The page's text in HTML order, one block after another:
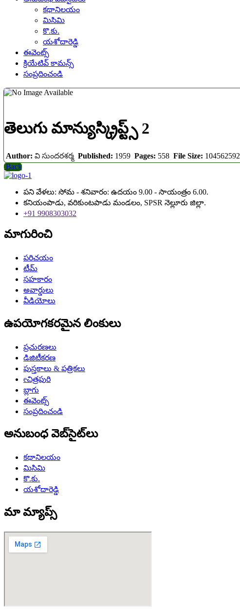
కథానిలయం
మిసిమి
కొ.కు.
యశోదారెడ్డి
ఈవెంట్స్
క్రియేటివ్ కామన్స్
సంప్రదించండి
తెలుగు మాన్యుస్క్రిప్ట్స్ 2
Author: వి సుందరశర్మ Published: 1959 Pages: 558 File Size: 104562592
Back
పని వేళలు: సోమ - శనివారం: ఉదయం 9.00 - సాయంత్రం 6.00.
కనియంపాడు, వరికుంటపాడు మండలం, SPSR నెల్లూరు జిల్లా.
+91 9908303032
మాగురించి
పరిచయం
టీమ్
సహకారం
అవార్డులు
వీడియోలు
ఉపయోగకరమైన లింకులు
ప్రచురణలు
డిజిటీకరణ
పుస్తకాలు & పత్రికలు
eచిత్రపురి
బ్లాగు
ఈవెంట్స్
సంప్రదించండి
అనుబంధ వెబ్‌సైట్‌లు
కథానిలయం
మిసిమి
కొ.కు.
యశోదారెడ్డి
మా మ్యాప్స్